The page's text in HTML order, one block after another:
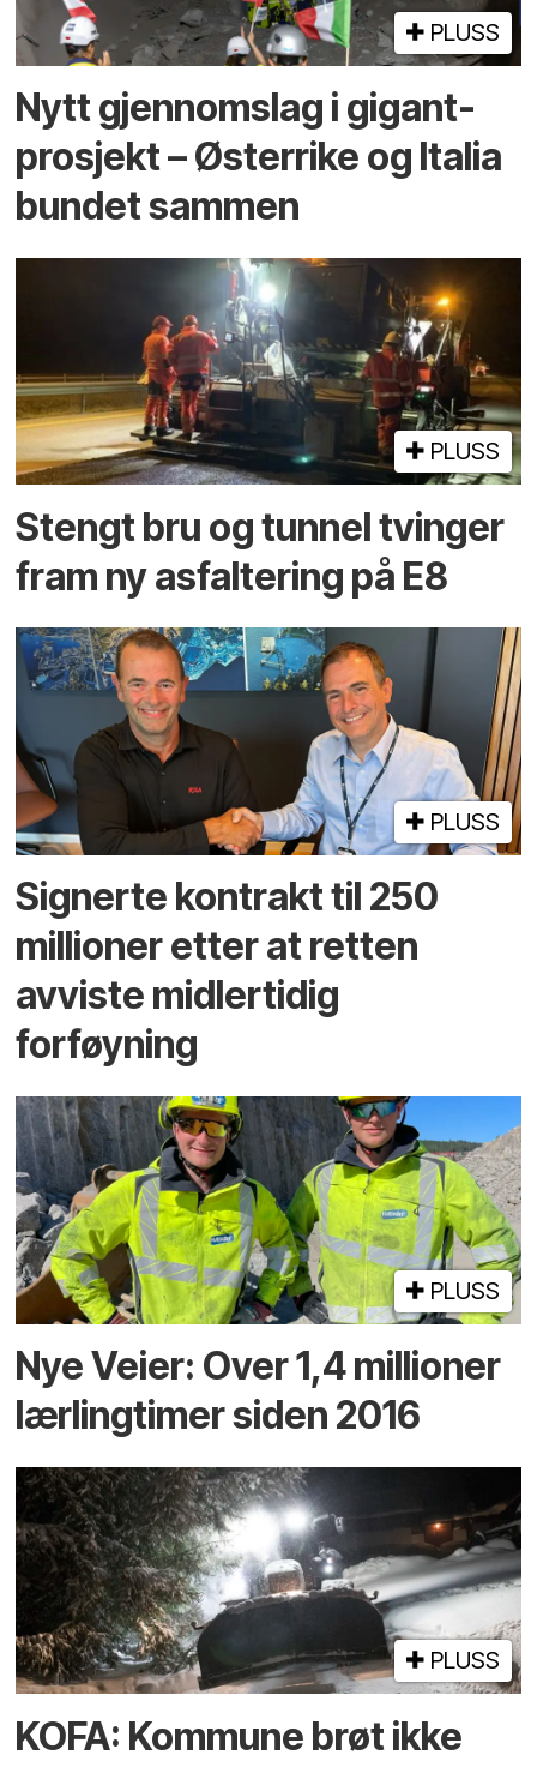
PLUSS
Nytt gjennomslag i gigant­
prosjekt – Østerrike og Italia
bundet sammen
PLUSS
Stengt bru og tunnel tvinger
fram ny asfaltering på E8
PLUSS
Signerte kontrakt til 250
millioner etter at retten
avviste midlertidig
forføyning
PLUSS
Nye Veier: Over 1,4 millioner
lærlingtimer siden 2016
PLUSS
KOFA: Kommune brøt ikke